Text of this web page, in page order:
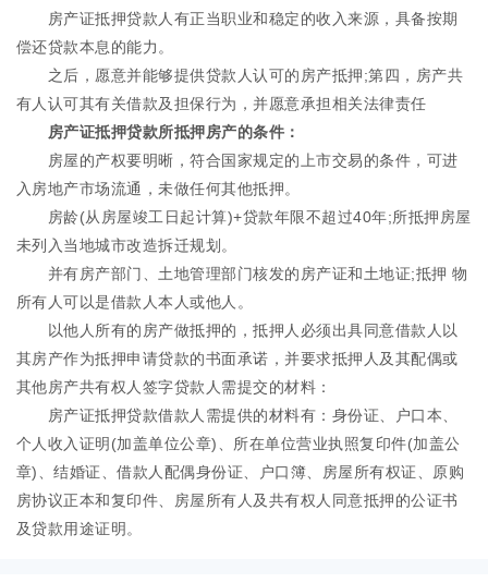
房产证抵押贷款人有正当职业和稳定的收入来源，具备按期
偿还贷款本息的能力。
之后，愿意并能够提供贷款人认可的房产抵押;第四，房产共
有人认可其有关借款及担保行为，并愿意承担相关法律责任
房产证抵押贷款所抵押房产的条件：
房屋的产权要明晰，符合国家规定的上市交易的条件，可进
入房地产市场流通，未做任何其他抵押。
房龄(从房屋竣工日起计算)+贷款年限不超过40年;所抵押房屋
未列入当地城市改造拆迁规划。
并有房产部门、土地管理部门核发的房产证和土地证;抵押 物
所有人可以是借款人本人或他人。
以他人所有的房产做抵押的，抵押人必须出具同意借款人以
其房产作为抵押申请贷款的书面承诺，并要求抵押人及其配偶或
其他房产共有权人签字贷款人需提交的材料：
房产证抵押贷款借款人需提供的材料有：身份证、户口本、
个人收入证明(加盖单位公章)、所在单位营业执照复印件(加盖公
章)、结婚证、借款人配偶身份证、户口簿、房屋所有权证、原购
房协议正本和复印件、房屋所有人及共有权人同意抵押的公证书
及贷款用途证明。